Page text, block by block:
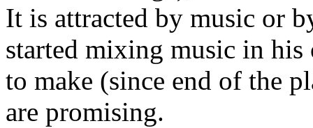
It is attracted by music or
started mixing music in
to make (since end of the
are promising.